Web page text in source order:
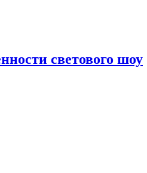
светового шоу